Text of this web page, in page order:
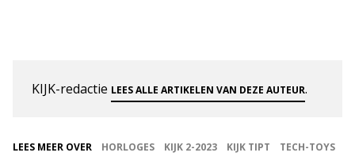
KIJK-redactie LEES ALLE ARTIKELEN VAN DEZE AUTEUR.
LEES MEER OVER HORLOGES KIJK 2-2023 KIJK TIPT
TECH-TOYS